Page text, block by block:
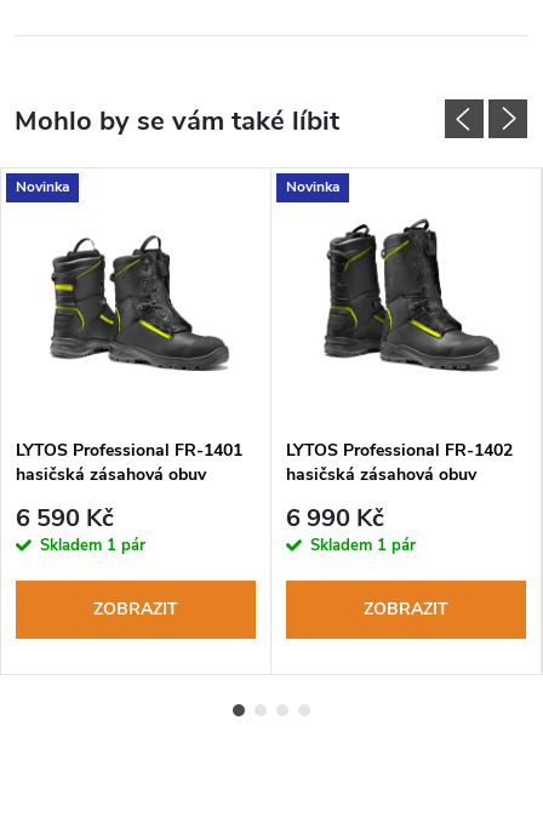
Novinka
LYTOS Professional FR-1401
hasičská zásahová obuv
6 590 Kč
Skladem 1 pár
ZOBRAZIT
Novinka
LYTOS Professional FR-1402
hasičská zásahová obuv
6 990 Kč
Skladem 1 pár
ZOBRAZIT